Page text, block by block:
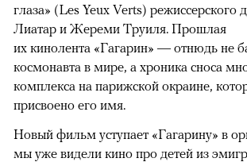
глаза» (Les Yeux Verts) режиссерского
Лиатар и Жереми Труиля. Прошлая
их кинолента «Гагарин» — отнюдь не
космонавта в мире, а хроника сноса
комплекса на парижской окраине,
присвоено его имя.
Новый фильм уступает «Гагарину» в
мы уже видели кино про детей из